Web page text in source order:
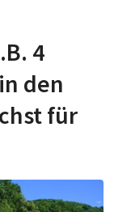
4
den
für